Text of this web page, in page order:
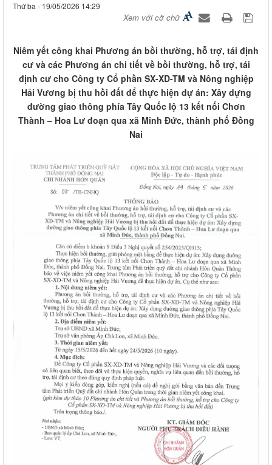
Thứ ba - 19/05/2026 14:29
Xem với cỡ chữ
Niêm yết công khai Phương án bồi thường, hỗ trợ, tái định
cư và các Phương án chi tiết về bồi thường, hỗ trợ, tái
định cư cho Công ty Cổ phần SX-XD-TM và Nông nghiệp
Hải Vương bị thu hồi đất để thực hiện dự án: Xây dựng
đường giao thông phía Tây Quốc lộ 13 kết nối Chơn
Thành – Hoa Lư đoạn qua xã Minh Đức, thành phố Đồng
Nai